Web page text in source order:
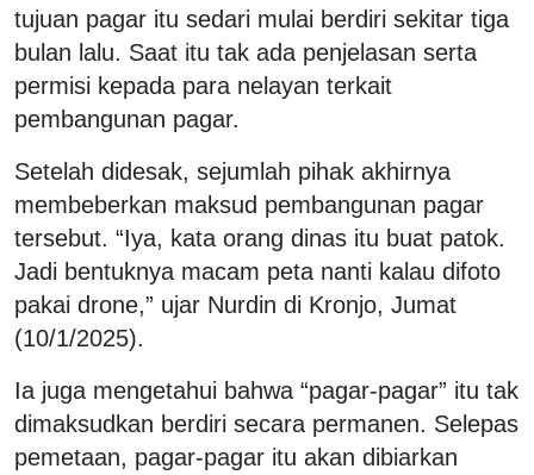
tujuan pagar itu sedari mulai berdiri sekitar tiga
bulan lalu. Saat itu tak ada penjelasan serta
permisi kepada para nelayan terkait
pembangunan pagar.
Setelah didesak, sejumlah pihak akhirnya
membeberkan maksud pembangunan pagar
tersebut. “Iya, kata orang dinas itu buat patok.
Jadi bentuknya macam peta nanti kalau difoto
pakai drone,” ujar Nurdin di Kronjo, Jumat
(10/1/2025).
Ia juga mengetahui bahwa “pagar-pagar” itu tak
dimaksudkan berdiri secara permanen. Selepas
pemetaan, pagar-pagar itu akan dibiarkan